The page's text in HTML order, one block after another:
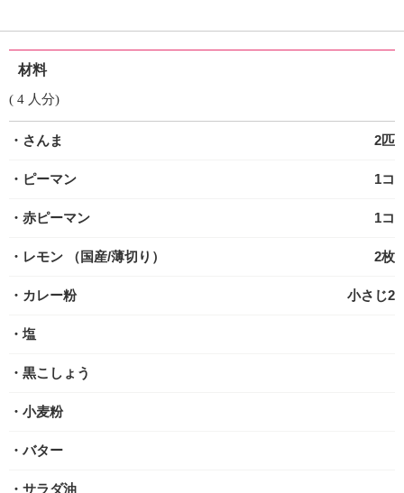
材料
( 4 人分)
・さんま 2匹
・ピーマン 1コ
・赤ピーマン 1コ
・レモン （国産/薄切り） 2枚
・カレー粉 小さじ2
・塩
・黒こしょう
・小麦粉
・バター
・サラダ油